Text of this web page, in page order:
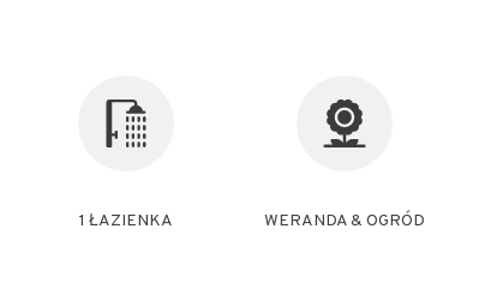
1 ŁAZIENKA WERANDA & OGRÓD